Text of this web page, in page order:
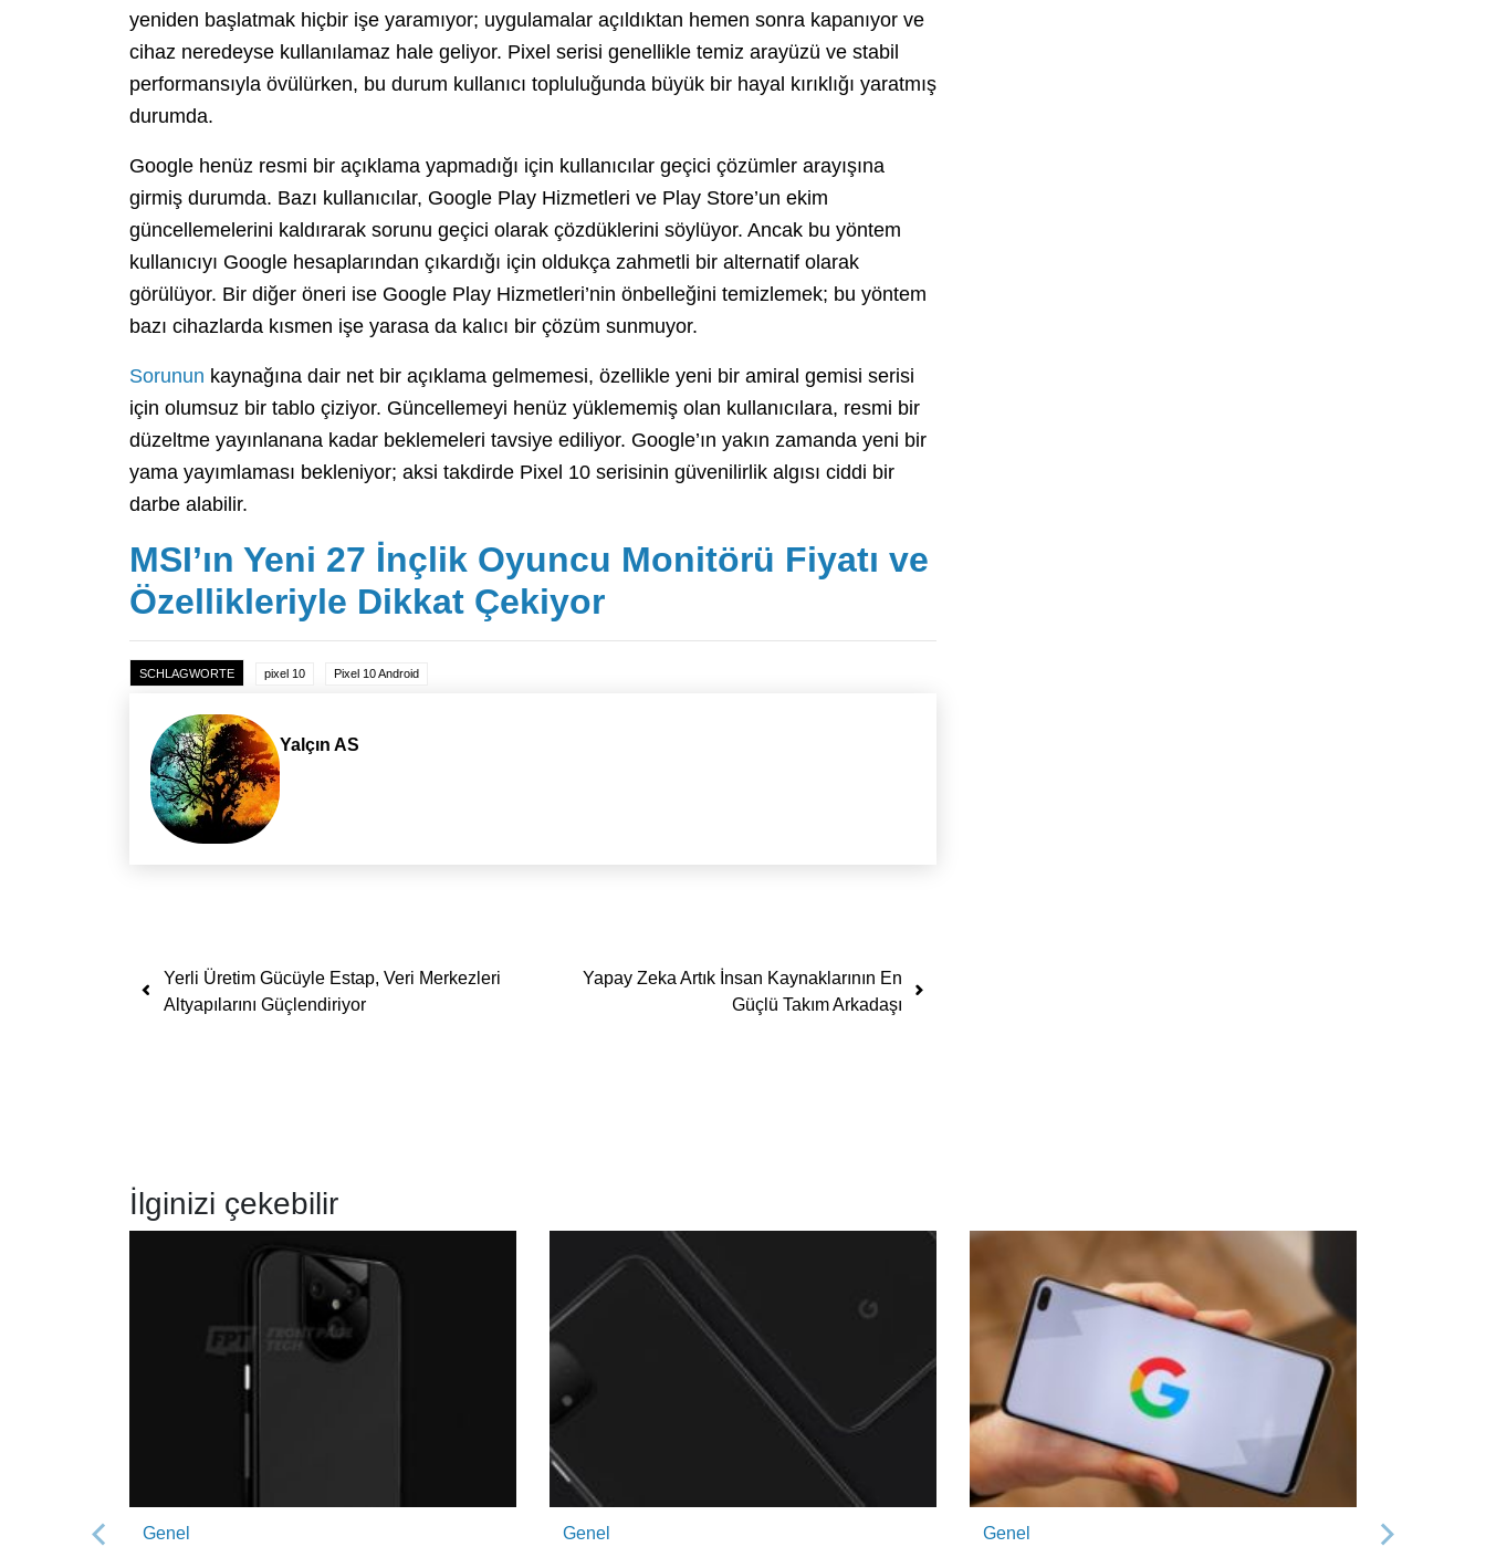
yeniden başlatmak hiçbir işe yaramıyor; uygulamalar açıldıktan hemen sonra kapanıyor ve
cihaz neredeyse kullanılamaz hale geliyor. Pixel serisi genellikle temiz arayüzü ve stabil
performansıyla övülürken, bu durum kullanıcı topluluğunda büyük bir hayal kırıklığı yaratmış
durumda.
Google henüz resmi bir açıklama yapmadığı için kullanıcılar geçici çözümler arayışına
girmiş durumda. Bazı kullanıcılar, Google Play Hizmetleri ve Play Store’un ekim
güncellemelerini kaldırarak sorunu geçici olarak çözdüklerini söylüyor. Ancak bu yöntem
kullanıcıyı Google hesaplarından çıkardığı için oldukça zahmetli bir alternatif olarak
görülüyor. Bir diğer öneri ise Google Play Hizmetleri’nin önbelleğini temizlemek; bu yöntem
bazı cihazlarda kısmen işe yarasa da kalıcı bir çözüm sunmuyor.
Sorunun kaynağına dair net bir açıklama gelmemesi, özellikle yeni bir amiral gemisi serisi
için olumsuz bir tablo çiziyor. Güncellemeyi henüz yüklememiş olan kullanıcılara, resmi bir
düzeltme yayınlanana kadar beklemeleri tavsiye ediliyor. Google’ın yakın zamanda yeni bir
yama yayımlaması bekleniyor; aksi takdirde Pixel 10 serisinin güvenilirlik algısı ciddi bir
darbe alabilir.
MSI’ın Yeni 27 İnçlik Oyuncu Monitörü Fiyatı ve
Özellikleriyle Dikkat Çekiyor
SCHLAGWORTE pixel 10 Pixel 10 Android
Yalçın AS
Yazı dolaşımı
Yerli Üretim Gücüyle Estap, Veri Merkezleri
Altyapılarını Güçlendiriyor
Yapay Zeka Artık İnsan Kaynaklarının En
Güçlü Takım Arkadaşı
İlginizi çekebilir
Genel Genel Genel
Önceki Sonraki